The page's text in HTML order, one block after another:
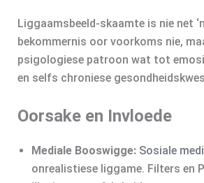
Liggaamsbeeld-skaamte is nie net
bekommernis oor voorkoms nie,
psigologiese patroon wat tot
en selfs chroniese
Oorsake en Invloede
Mediale Booswigge: Sosiale
onrealistiese liggame. Filters en